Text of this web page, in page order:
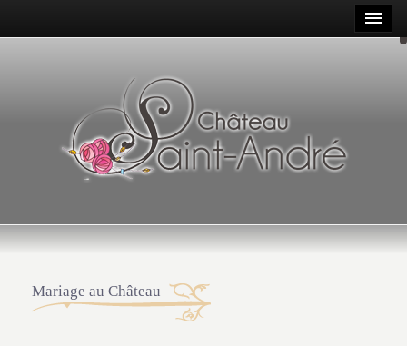
Mariage au Château